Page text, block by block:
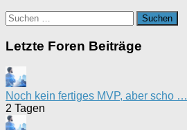
Suchen
nach:
Letzte Foren Beiträge
Noch kein fertiges MVP, aber scho …
2 Tagen